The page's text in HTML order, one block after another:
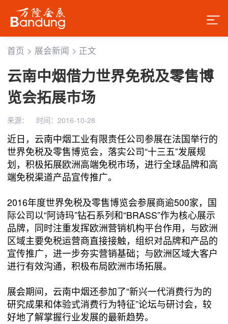
首页 > 展会新闻 > 正文
云南中烟借力世界免税及零售博
览会拓展市场
来源： 时间：2016-10-28
近日，云南中烟工业有限责任公司参展在法国举行的
世界免税及零售博览会，落实公司“十三五”发展规
划，积极拓展欧洲高端免税市场，进行全球品牌和高
端免税渠道产品宣传推广。
2016年度世界免税及零售博览会参展商逾500家，国
际公司以“阿诗玛”钻石系列和“BRASS”作为核心展示
品牌，同时注重发挥欧洲营销机构平台作用，与欧洲
区域主要免税运营商直接接触，组织对品牌和产品的
宣传推广，进一步夯实营销基础；与欧洲区域大客户
进行有效沟通，积极布局欧洲市场拓展。
展会期间，云南中烟还参加了“新兴一代消费行为的
研究成果和体验式消费行为特征”论坛与研讨会，较
好地了解掌握行业发展的最新趋势。